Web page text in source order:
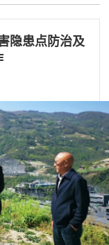
隐患点防治及